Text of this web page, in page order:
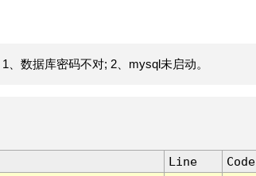
数据库密码不对; 2、mysql未启动。
Line
Code